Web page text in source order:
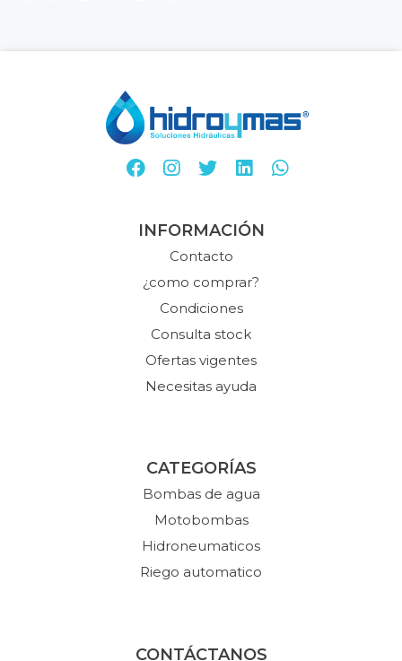
INFORMACIÓN
Contacto
¿como comprar?
Condiciones
Consulta stock
Ofertas vigentes
Necesitas ayuda
CATEGORÍAS
Bombas de agua
Motobombas
Hidroneumaticos
Riego automatico
CONTÁCTANOS